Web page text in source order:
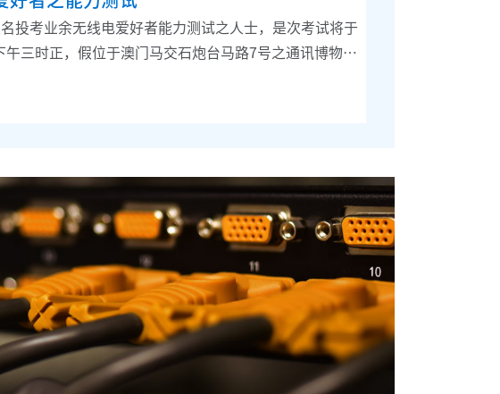
投考业余无线电爱好者能力测试之人士，是次考试将于
三时正，假位于澳门马交石炮台马路7号之通讯博物馆